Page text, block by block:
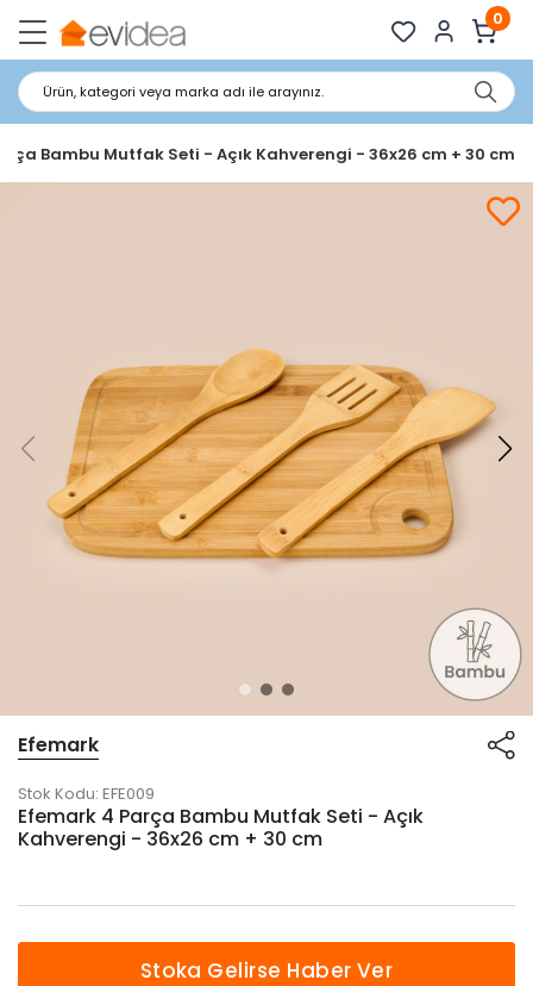
0
Ürün, kategori veya marka adı ile arayınız.
Bambu Mutfak Seti - Açık Kahverengi - 36x26 cm + 30 cm
Efemark
Stok Kodu: EFE009
Efemark 4 Parça Bambu Mutfak Seti - Açık
Kahverengi - 36x26 cm + 30 cm
Stoka Gelirse Haber Ver